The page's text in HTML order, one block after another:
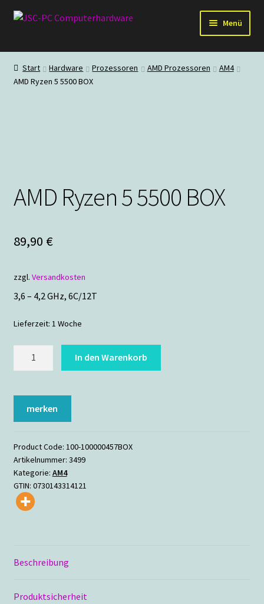
Zur
Zum
Menü
Hardware
PC-Systeme
Start Hardware Prozessoren AMD Prozessoren
AM4
AMD Ryzen 5 5500 BOX
AMD Ryzen 5 5500 BOX
89,90 €
zzgl. Versandkosten
3,6 – 4,2 GHz, 6C/12T
Lieferzeit: 1 Woche
5500
BOX
Menge
In den Warenkorb
merken
Product Code: 100-100000457BOX
Artikelnummer: 3499
Kategorie: AM4
GTIN: 0730143314121
Beschreibung
Produktsicherheit